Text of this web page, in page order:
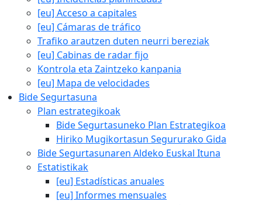
[eu] Acceso a capitales
[eu] Cámaras de tráfico
Trafiko arautzen duten neurri bereziak
[eu] Cabinas de radar fijo
Kontrola eta Zaintzeko kanpania
[eu] Mapa de velocidades
Bide Segurtasuna
Plan estrategikoak
Bide Segurtasuneko Plan Estrategikoa
Hiriko Mugikortasun Segururako Gida
Bide Segurtasunaren Aldeko Euskal Ituna
Estatistikak
[eu] Estadísticas anuales
[eu] Informes mensuales